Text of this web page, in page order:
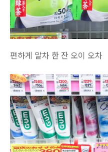
편하게 말차 한 잔 오이 오차